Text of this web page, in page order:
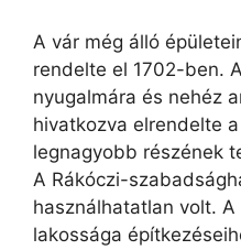
A vár még álló
rendelte el 1702-ben.
nyugalmára és nehéz
hivatkozva elrendelte
legnagyobb részének
A Rákóczi-
használhatatlan volt.
lakossága